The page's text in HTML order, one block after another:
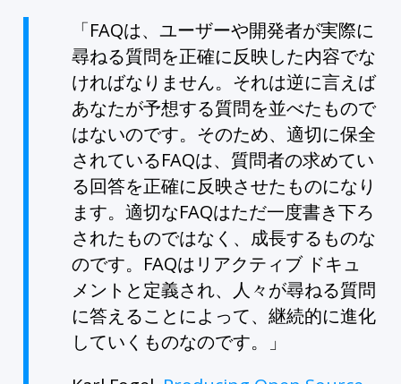
「FAQは、ユーザーや開発者が実際に
尋ねる質問を正確に反映した内容でな
ければなりません。それは逆に言えば
あなたが予想する質問を並べたもので
はないのです。そのため、適切に保全
されているFAQは、質問者の求めてい
る回答を正確に反映させたものになり
ます。適切なFAQはただ一度書き下ろ
されたものではなく、成長するものな
のです。FAQはリアクティブ ドキュ
メントと定義され、人々が尋ねる質問
に答えることによって、継続的に進化
していくものなのです。」